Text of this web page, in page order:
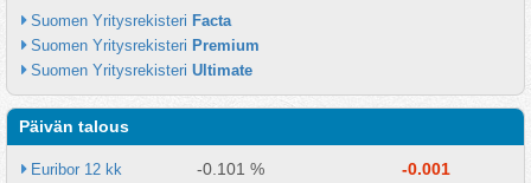
Suomen Yritysrekisteri Facta
Suomen Yritysrekisteri Premium
Suomen Yritysrekisteri Ultimate
Päivän talous
Euribor 12 kk -0.101 % -0.001